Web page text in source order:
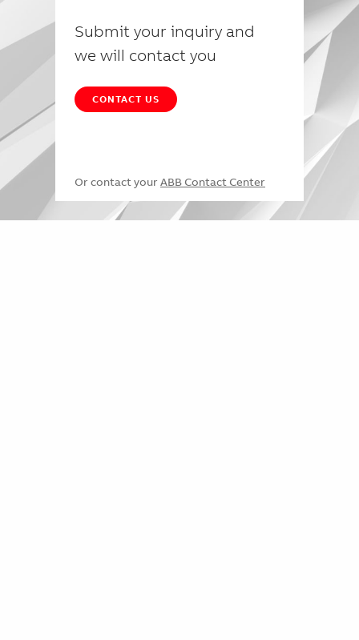
Submit your inquiry and
we will contact you
CONTACT US
Or contact your ABB Contact Center